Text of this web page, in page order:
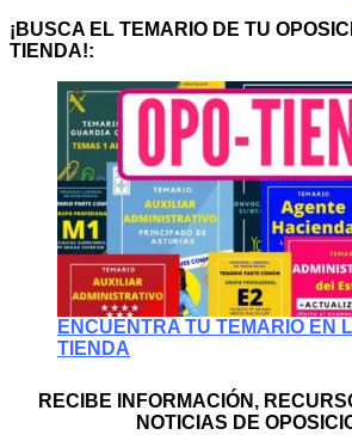
¡BUSCA EL TEMARIO DE TU
TIENDA!:
ENCUENTRA TU TEMARIO EN
TIENDA
RECIBE INFORMACIÓN,
NOTICIAS DE